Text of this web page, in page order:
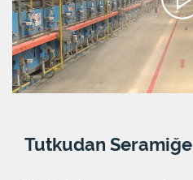
Tutkudan Seramiğe